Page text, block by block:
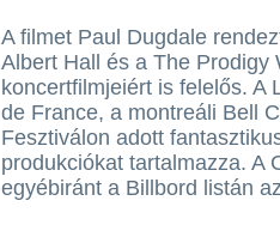
A filmet Paul Dugdale
Albert Hall és a The Prodigy
koncertfilmjeiért is felelős. A
de France, a montreáli Bell
Fesztiválon adott
produkciókat tartalmazza. A
egyébiránt a Billbord listán